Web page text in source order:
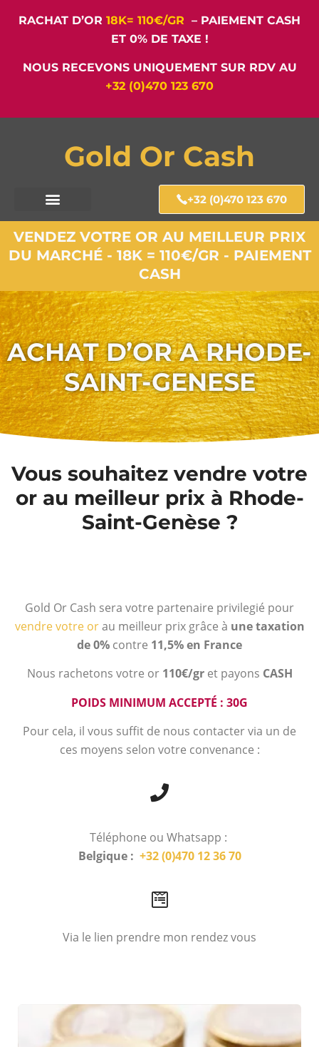
RACHAT D’OR 18K= 110€/GR – PAIEMENT CASH
ET 0% DE TAXE !
NOUS RECEVONS UNIQUEMENT SUR RDV AU
+32 (0)470 123 670
Gold Or Cash
+32 (0)470 123 670
VENDEZ VOTRE OR AU MEILLEUR PRIX
DU MARCHÉ - 18K = 110€/GR - PAIEMENT
CASH
ACHAT D’OR A RHODE-
SAINT-GENESE
Vous souhaitez vendre votre
or au meilleur prix à Rhode-
Saint-Genèse ?
Gold Or Cash sera votre partenaire privilegié pour
vendre votre orau meilleur prix grâce à une taxation
de 0% contre 11,5% en France
Nous rachetons votre or 110€/gr et payons CASH
POIDS MINIMUM ACCEPTÉ : 30G
Pour cela, il vous suffit de nous contacter via un de
ces moyens selon votre convenance :
Téléphone ou Whatsapp :
Belgique : +32 (0)470 12 36 70
Via le lien prendre mon rendez vous